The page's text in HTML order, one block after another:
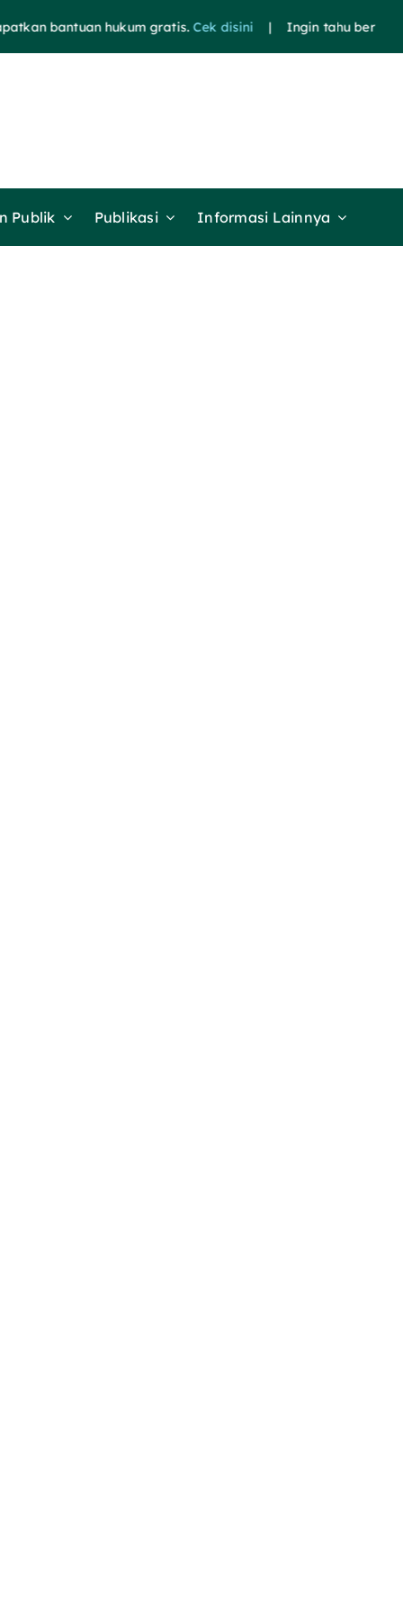
hukum gratis.Cek disini| Ingin tahu berita terkini
Publik Publikasi Informasi Lainnya